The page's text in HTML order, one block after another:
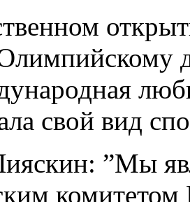
свой вид
”Мы
комитетом